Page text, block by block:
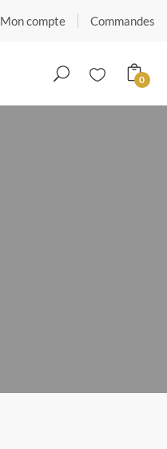
Mon compte Commandes
0